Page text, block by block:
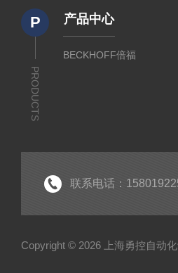
P
PRODUCTS
产品中心
BECKHOFF倍福
联系电话：
Copyright © 2026 上海勇控自动